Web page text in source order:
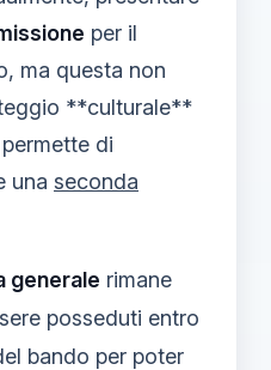
per il
ma questa non
**culturale**
di
una seconda
generale rimane
posseduti entro
bando per poter